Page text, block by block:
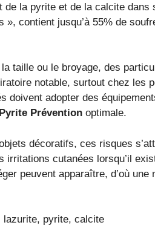
la pyrite et de la calcite
», contient jusqu’à 55% de
taille ou le broyage, des
notable, surtout chez les
doivent adopter des
Pyrite Prévention optimale.
décoratifs, ces risques
cutanées lorsqu’il
peuvent apparaître, d’où
lazurite, pyrite, calcite